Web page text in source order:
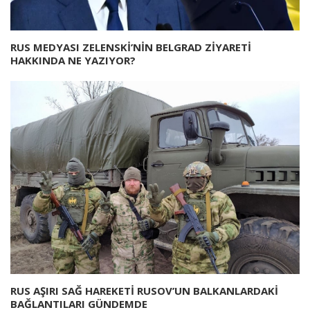
RUS MEDYASI ZELENSKİ’NİN BELGRAD ZİYARETİ
HAKKINDA NE YAZIYOR?
RUS AŞIRI SAĞ HAREKETİ RUSOV’UN BALKANLARDAKİ
BAĞLANTILARI GÜNDEMDE